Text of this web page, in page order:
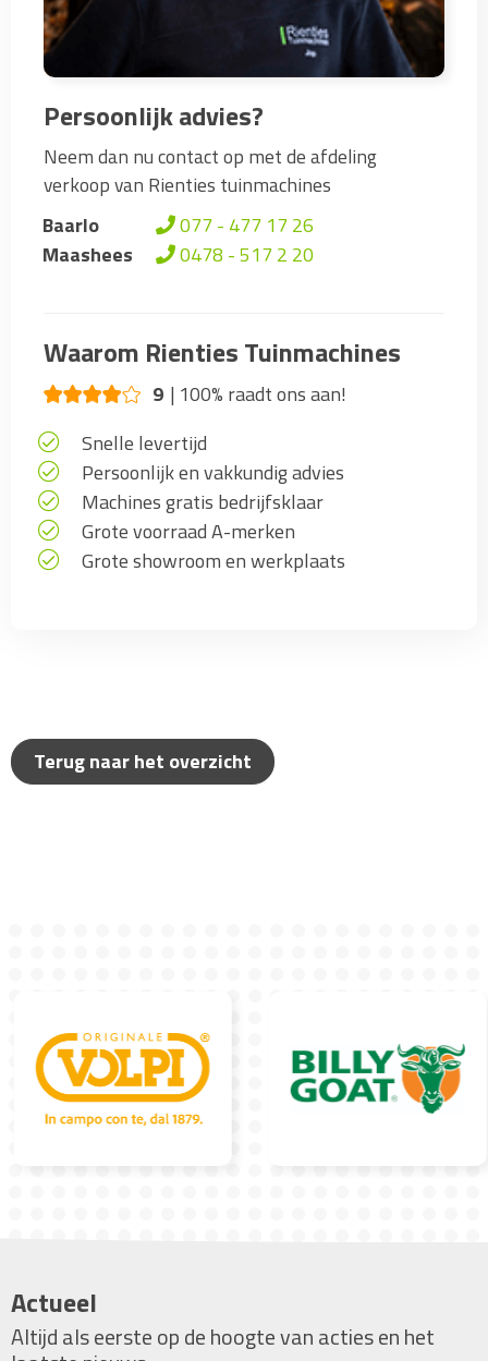
Persoonlijk advies?
Neem dan nu contact op met de afdeling
verkoop van Rienties tuinmachines
Baarlo
077 - 477 17 26
Maashees
0478 - 517 2 20
Waarom Rienties Tuinmachines
9 100% raadt ons aan!
Snelle levertijd
Persoonlijk en vakkundig advies
Machines gratis bedrijfsklaar
Grote voorraad A-merken
Grote showroom en werkplaats
Terug naar het overzicht
Actueel
Altijd als eerste op de hoogte van acties en het